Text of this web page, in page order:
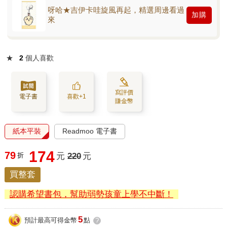
呀哈★吉伊卡哇旋風再起，精選周邊看過
來
加購
★ 2 個人喜歡
電子書 喜歡+1
寫評價
賺金幣
紙本平裝 Readmoo 電子書
79 折 174 元 220 元
買整套
認購希望書包，幫助弱勢孩童上學不中斷！
預計最高可得金幣 5點 ?